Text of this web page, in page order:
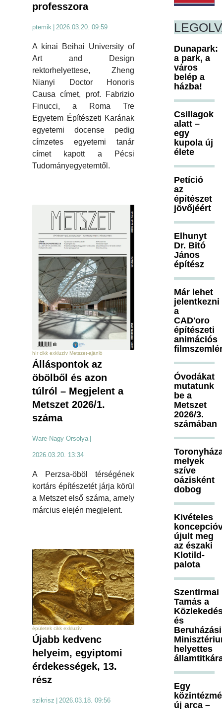
professzora
ptemik | 2026.03.20. 09:59
A kínai Beihai University of
Art and Design
rektorhelyettese, Zheng
Nianyi Doctor Honoris
Causa címet, prof. Fabrizio
Finucci, a Roma Tre
Egyetem Építészeti Karának
egyetemi docense pedig
címzetes egyetemi tanár
címet kapott a Pécsi
Tudományegyetemtől.
hír cikk exkluzív Metszet-ajánló
Álláspontok az
öbölből és azon
túlról – Megjelent a
Metszet 2026/1.
száma
Ware-Nagy Orsolya
2026.03.20. 13:34
A Perzsa-öböl térségének
kortárs építészetét járja körül
a Metszet első száma, amely
március elején megjelent.
épületek cikk exkluzív
Újabb kedvenc
helyeim, egyiptomi
érdekességek, 13.
rész
szikrisz 2026.03.18. 09:56
Dunapark:
a park, a
város
belép a
házba!
Csillagok
alatt –
egy
kupola új
élete
Petíció
az
építészet
jövőjéért
Elhunyt
Dr. Bitó
János
építész
Már lehet
jelentkezni
a
CAD'oro
építészeti
animációs
Óvodákat
mutatunk
be a
Metszet
2026/3.
számában
melyek
szíve
oázisként
dobog
Kivételes
újult meg
az északi
Klotild-
palota
Szentirmai
Tamás a
és
Beruházási
helyettes
Egy
új arca –